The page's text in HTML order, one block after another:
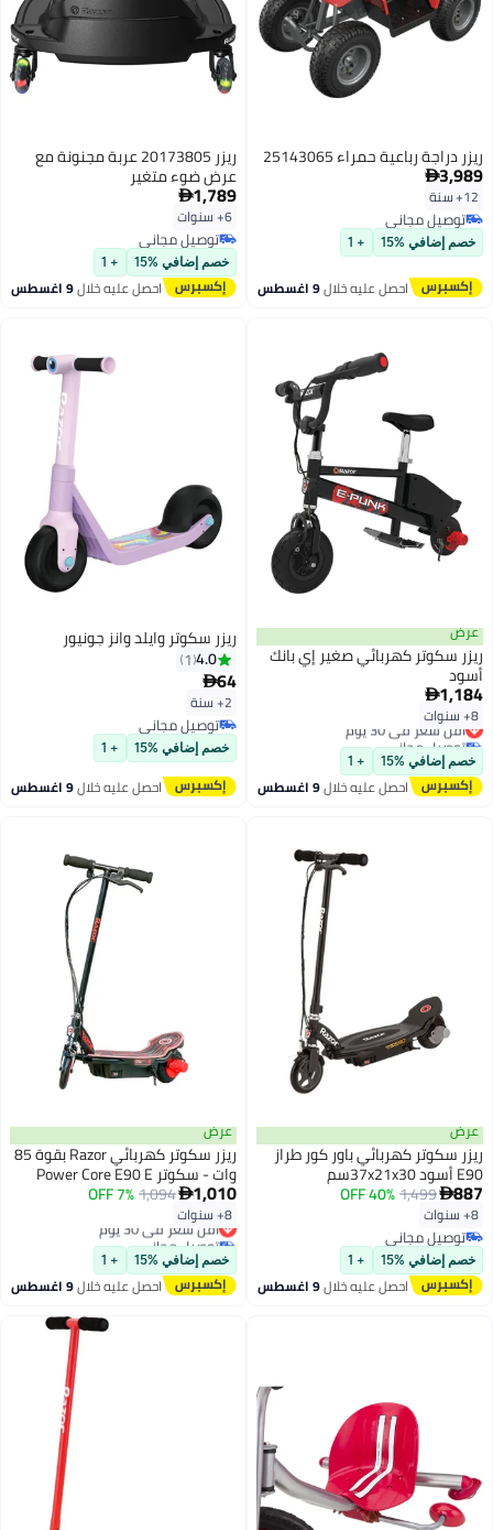
ريزر دراجة رباعية حمراء 25143065
3,989
12+ سنة
توصيل مجاني
توصيل مجاني
خصم إضافي %15 + 1
احصل عليه خلال9 اغسطس
ريزر 20173805 عربة مجنونة مع
عرض ضوء متغير
1,789
6+ سنوات
توصيل مجاني
توصيل مجاني
خصم إضافي %15 + 1
احصل عليه خلال9 اغسطس
عرض
ريزر سكوتر كهربائي صغير إي بانك
أسود
1,184
8+ سنوات أقل سعر في 30 يوم
توصيل مجاني
أقل سعر في 30 يوم
خصم إضافي %15 + 1
احصل عليه خلال9 اغسطس
ريزر سكوتر وايلد وانز جونيور
4.0
1
64
2+ سنة
توصيل مجاني
توصيل مجاني
خصم إضافي %15 + 1
احصل عليه خلال9 اغسطس
عرض
ريزر سكوتر كهربائي باور كور طراز
E90 أسود ‎‎37x21x30سم
887
1,499
40% OFF
8+ سنوات
توصيل مجاني
توصيل مجاني
خصم إضافي %15 + 1
احصل عليه خلال9 اغسطس
عرض
ريزر سكوتر كهربائي Razor بقوة 85
وات - سكوتر Power Core E90 E
للأطفال من سن 8 سنوات فما فوق
ومدى يصل إلى 10 أميال وبطارية
12 فولت 7 أمبير وإطارات مقاومة
للثقب مقاس 5.6 بوصة - متوهج
1,010
1,094
7% OFF
8+ سنوات أقل سعر في 30 يوم
توصيل مجاني
أقل سعر في 30 يوم
خصم إضافي %15 + 1
احصل عليه خلال9 اغسطس